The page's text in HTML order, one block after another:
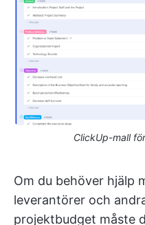
ClickUp-mall
Om du behöver hjälp
leverantörer och
projektbudget måste